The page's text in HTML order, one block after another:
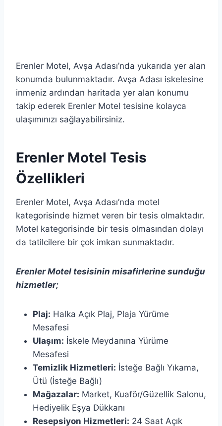
Erenler Motel, Avşa Adası’nda yukarıda yer alan
konumda bulunmaktadır. Avşa Adası iskelesine
inmeniz ardından haritada yer alan konumu
takip ederek Erenler Motel tesisine kolayca
ulaşımınızı sağlayabilirsiniz.
Erenler Motel Tesis
Özellikleri
Erenler Motel, Avşa Adası’nda motel
kategorisinde hizmet veren bir tesis olmaktadır.
Motel kategorisinde bir tesis olmasından dolayı
da tatilcilere bir çok imkan sunmaktadır.
Erenler Motel tesisinin misafirlerine sunduğu
hizmetler;
Plaj: Halka Açık Plaj, Plaja Yürüme
Mesafesi
Ulaşım: İskele Meydanına Yürüme
Mesafesi
Temizlik Hizmetleri: İsteğe Bağlı Yıkama,
Ütü (İsteğe Bağlı)
Mağazalar: Market, Kuaför/Güzellik Salonu,
Hediyelik Eşya Dükkanı
Resepsiyon Hizmetleri: 24 Saat Açık